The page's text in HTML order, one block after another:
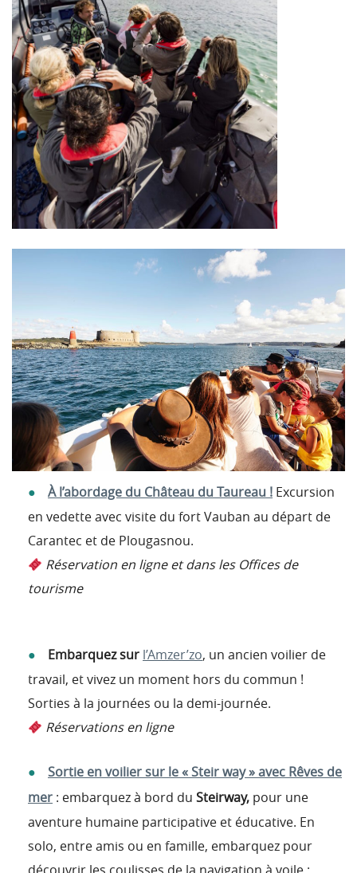
À l’abordage du Château du Taureau ! Excursion
en vedette avec visite du fort Vauban au départ de
Carantec et de Plougasnou.
Réservation en ligne et dans les Offices de
tourisme
Embarquez sur l’Amzer’zo, un ancien voilier de
travail, et vivez un moment hors du commun !
Sorties à la journées ou la demi-journée.
Réservations en ligne
Sortie en voilier sur le « Steir way » avec Rêves de
mer : embarquez à bord du Steirway, pour une
aventure humaine participative et éducative. En
solo, entre amis ou en famille, embarquez pour